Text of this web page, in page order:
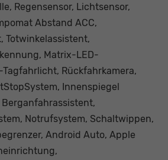
Regensensor, Lichtsensor,
Abstand ACC,
Totwinkelassistent,
Matrix-LED-
Rückfahrkamera,
Innenspiegel
Notrufsystem, Schaltwippen,
Android Auto, Apple